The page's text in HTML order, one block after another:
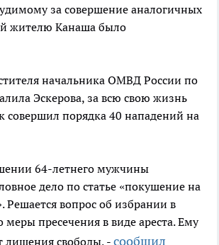
за совершение аналогичных
жителю Канаша было
начальника ОМВД России по
Эскерова, за всю свою жизнь
порядка 40 нападений на
64-летнего мужчины
дело по статье «покушение на
Решается вопрос об избрании в
пресечения в виде ареста. Ему
лишения свободы, -сообщил